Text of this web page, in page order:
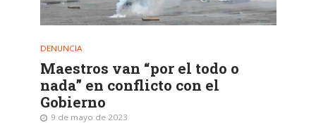
DENUNCIA
Maestros van “por el todo o
nada” en conflicto con el
Gobierno
9 de mayo de 2023